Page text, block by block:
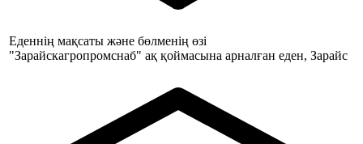
Еденнің мақсаты және бөлменің өзі
"Зарайскагропромснаб" ақ қоймасына арналған еден, Зарайс